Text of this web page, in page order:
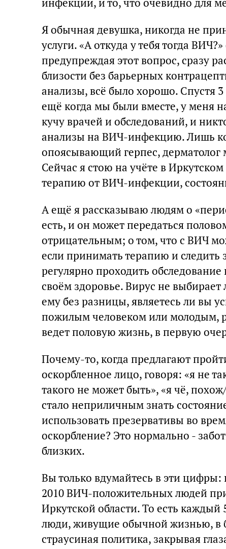
инфекции, и то, что очевидно для
Я обычная девушка, никогда не
услуги. «А откуда у тебя тогда
предупреждая этот вопрос, сразу
близости без барьерных
анализы, всё было хорошо. Спустя
ещё когда мы были вместе, у меня
кучу врачей и обследований, и
анализы на ВИЧ-инфекцию. Лишь
опоясывающий герпес, дерматолог
Сейчас я стою на учёте в
терапию от ВИЧ-инфекции,
А ещё я рассказываю людям о
есть, и он может передаться
отрицательным; о том, что с ВИЧ
если принимать терапию и
регулярно проходить
своём здоровье. Вирус не выбирает
ему без разницы, являетесь ли вы
пожилым человеком или молодым,
ведет половую жизнь, в первую
Почему-то, когда предлагают
оскорбленное лицо, говоря: «я не
такого не может быть», «я чё,
стало неприличным знать
использовать презервативы во
оскорбление? Это нормально -
близких.
Вы только вдумайтесь в эти
2010 ВИЧ-положительных людей
Иркутской области. То есть
люди, живущие обычной жизнью, в
страусиная политика, закрывая